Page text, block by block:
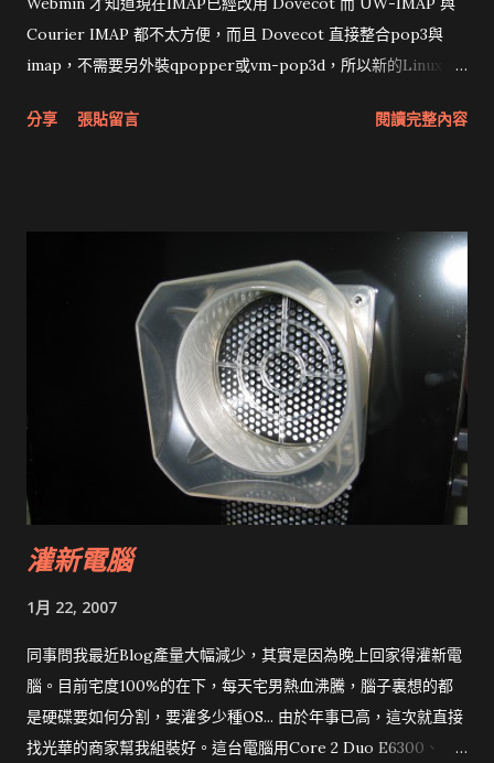
Courier IMAP 都不太方便，而且 Dovecot 直接整合pop3與
imap，不需要另外裝qpopper或vm-pop3d，所以新的Linux
沒搞定 Dovecot 。
分享 張貼留言 閱讀完整內容
灌新電腦
1月 22, 2007
同事問我最近Blog產量大幅減少，其實是因為晚上回家得灌新電
腦。目前宅度100%的在下，每天宅男熱血沸騰，腦子裏想的都
是硬碟要如何分割，要灌多少種OS... 由於年事已高，這次就直接
找光華的商家幫我組裝好。這台電腦用Core 2 Duo E6300、